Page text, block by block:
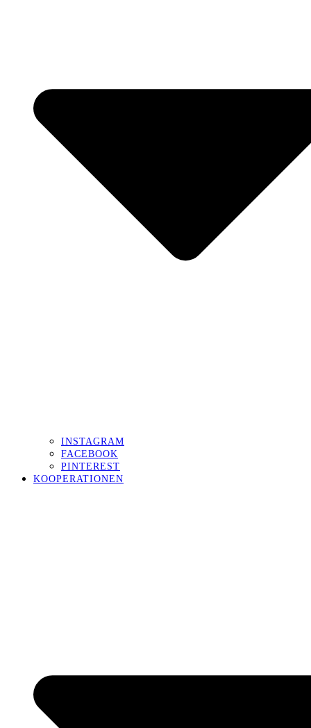
INSTAGRAM
FACEBOOK
PINTEREST
KOOPERATIONEN